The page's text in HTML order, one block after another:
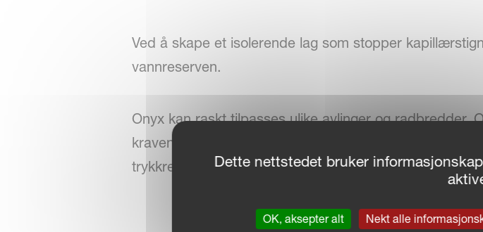
Ved å skape et isolerende lag som stopper
vannreserven.
Onyx kan raskt tilpasses ulike avlinger og radbredder.
kravene til ulike åker- og gårdsstørrelser. Individuelle
trykkregulering sikres over hele arbeidsbredden.
Dette nettstedet bruker
OK, aksepter alt Nekt alle